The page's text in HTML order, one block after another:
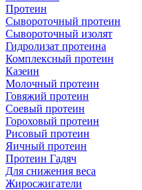
Протеин
Сывороточный протеин
Сывороточный изолят
Гидролизат протеина
Комплексный протеин
Казеин
Молочный протеин
Говяжий протеин
Соевый протеин
Гороховый протеин
Рисовый протеин
Яичный протеин
Протеин Гадяч
Для снижения веса
Жиросжигатели